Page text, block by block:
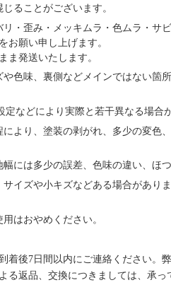
ることがございます。
・歪み・メッキムラ・色ムラ・サ
お願い申し上げます。
ま発送いたします。
⾊味、裏側などメインではない箇
定などにより実際と若⼲異なる場合
より、塗装の剥がれ、多少の変色
には多少の誤差、色味の違い、ほ
イズや小キズなどある場合があり
はおやめください。
着後7日間以内にご連絡ください。
返品、交換につきましては、承っ